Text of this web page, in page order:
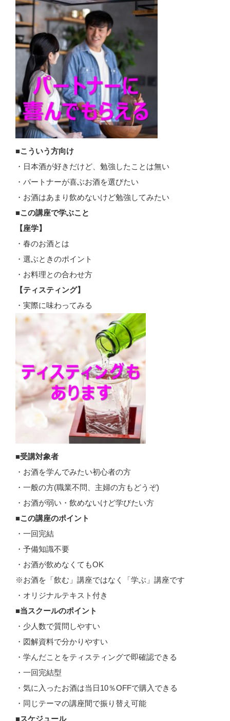
■こういう方向け
・日本酒が好きだけど、勉強したことは無い
・パートナーが喜ぶお酒を選びたい
・お酒はあまり飲めないけど勉強してみたい
■この講座で学ぶこと
【座学】
・春のお酒とは
・選ぶときのポイント
・お料理との合わせ方
【ティスティング】
・実際に味わってみる
■受講対象者
・お酒を学んでみたい初心者の方
・一般の方(職業不問、主婦の方もどうぞ)
・お酒が弱い・飲めないけど学びたい方
■この講座のポイント
・一回完結
・予備知識不要
・お酒が飲めなくてもOK
※お酒を「飲む」講座ではなく「学ぶ」講座です
・オリジナルテキスト付き
■当スクールのポイント
・少人数で質問しやすい
・図解資料で分かりやすい
・学んだことをティスティングで即確認できる
・一回完結型
・気に入ったお酒は当日10％OFFで購入できる
・同じテーマの講座間で振り替え可能
■スケジュール